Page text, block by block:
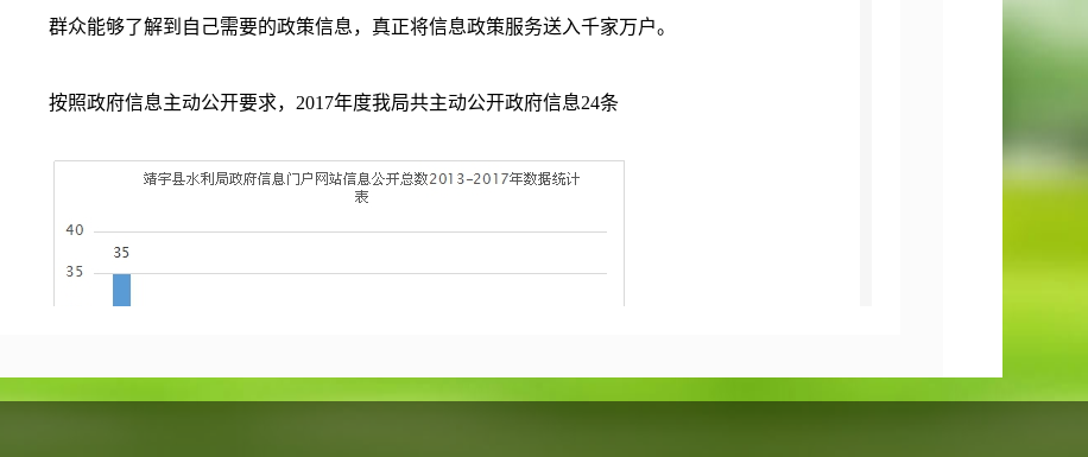
群众能够了解到自己需要的政策信息，真正将信息政策服务送入千家万户。
按照政府信息主动公开要求， 2017年度我局共主动公开政府信息24条